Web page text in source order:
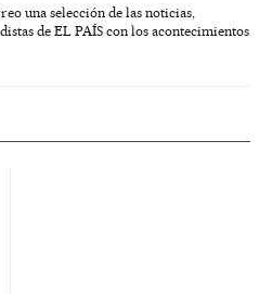
una selección de las noticias,
de EL PAÍS con los acontecimientos